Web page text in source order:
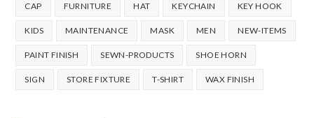
CAP FURNITURE HAT KEYCHAIN KEY HOOK
KIDS MAINTENANCE MASK MEN NEW-ITEMS
PAINT FINISH SEWN-PRODUCTS SHOE HORN
SIGN STORE FIXTURE T-SHIRT WAX FINISH